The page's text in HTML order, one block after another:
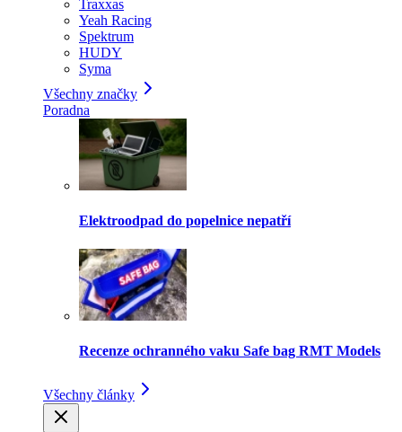
Traxxas
Yeah Racing
Spektrum
HUDY
Syma
Všechny značky
Poradna
Elektroodpad do popelnice nepatří
Recenze ochranného vaku Safe bag RMT Models
Všechny články